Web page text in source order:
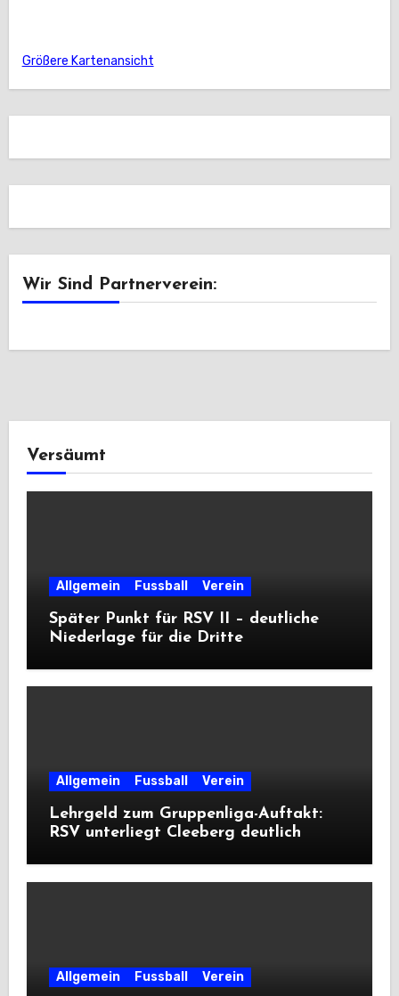
Größere Kartenansicht
Wir Sind Partnerverein:
Versäumt
Allgemein Fussball Verein
Später Punkt für RSV II – deutliche
Niederlage für die Dritte
Allgemein Fussball Verein
Lehrgeld zum Gruppenliga-Auftakt:
RSV unterliegt Cleeberg deutlich
Allgemein Fussball Verein